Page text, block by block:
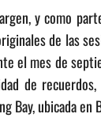
y como
de las
el mes de
de
Bay, ubicada en